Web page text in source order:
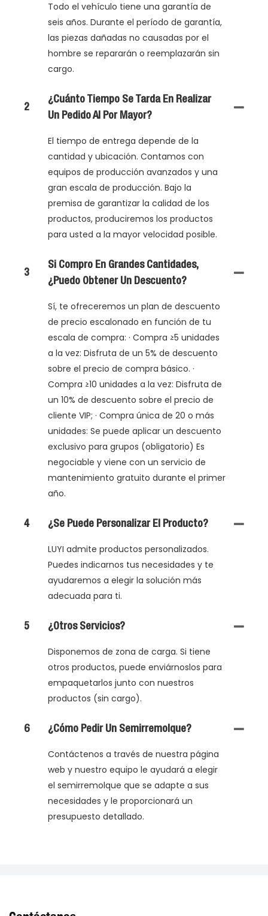
Todo el vehículo tiene una garantía de
seis años. Durante el período de garantía,
las piezas dañadas no causadas por el
hombre se repararán o reemplazarán sin
cargo.
2
¿Cuánto Tiempo Se Tarda En Realizar
Un Pedido Al Por Mayor?
El tiempo de entrega depende de la
cantidad y ubicación. Contamos con
equipos de producción avanzados y una
gran escala de producción. Bajo la
premisa de garantizar la calidad de los
productos, produciremos los productos
para usted a la mayor velocidad posible.
3
Si Compro En Grandes Cantidades,
¿puedo Obtener Un Descuento?
Sí, te ofreceremos un plan de descuento
de precio escalonado en función de tu
escala de compra: · Compra ≥5 unidades
a la vez: Disfruta de un 5% de descuento
sobre el precio de compra básico. ·
Compra ≥10 unidades a la vez: Disfruta de
un 10% de descuento sobre el precio de
cliente VIP; · Compra única de 20 o más
unidades: Se puede aplicar un descuento
exclusivo para grupos (obligatorio) Es
negociable y viene con un servicio de
mantenimiento gratuito durante el primer
año.
4 ¿Se Puede Personalizar El Producto?
LUYI admite productos personalizados.
Puedes indicarnos tus necesidades y te
ayudaremos a elegir la solución más
adecuada para ti.
5 ¿Otros Servicios?
Disponemos de zona de carga. Si tiene
otros productos, puede enviárnoslos para
empaquetarlos junto con nuestros
productos (sin cargo).
6 ¿Cómo Pedir Un Semirremolque?
Contáctenos a través de nuestra página
web y nuestro equipo le ayudará a elegir
el semirremolque que se adapte a sus
necesidades y le proporcionará un
presupuesto detallado.